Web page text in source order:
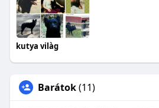
kutya vilàg
Barátok(11)